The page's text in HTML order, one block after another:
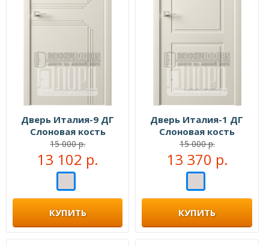
Дверь Италия-9 ДГ
Слоновая кость
15 000 р.
13 102 р.
КУПИТЬ
Дверь Италия-1 ДГ
Слоновая кость
15 000 р.
13 370 р.
КУПИТЬ